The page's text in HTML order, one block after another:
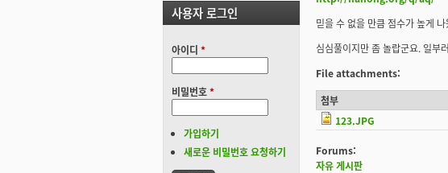
믿을 수 없을 만큼 점수가 높게
심심풀이지만 좀 놀랍군요. 일부
File attachments:
첨부
123.JPG
Forums:
자유 게시판
사용자 로그인
아이디 *
비밀번호*
가입하기
새로운 비밀번호 요청하기